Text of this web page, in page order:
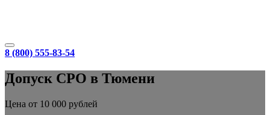
8 (800) 555-83-54
Допуск СРО в Тюмени
Цена от 10 000 рублей